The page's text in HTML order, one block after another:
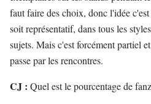
faut faire des choix, donc l'idée
soit représentatif, dans tous les
sujets. Mais c'est forcément partiel
passe par les rencontres.
CJ : Quel est le pourcentage de